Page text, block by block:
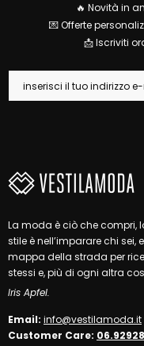
🔥 Novità in
💌 Offerte
📩 Iscriviti
La moda è ciò che compri,
stile è nell’imparare chi sei,
mappa della strada per
stessi e, più di ogni altra
Iris Apfel.
Email: info@vestilamoda.it
Customer Care: